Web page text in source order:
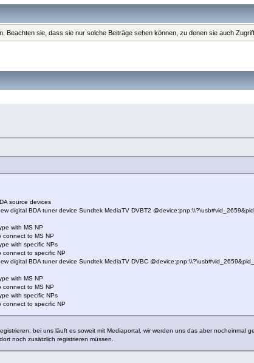
Beachten sie, dass sie nur solche Beiträge sehen können, zu denen sie auch
source devices
BDA tuner device Sundtek MediaTV DVBT2
with MS NP
to MS NP
with specific NPs
to specific NP
BDA tuner device Sundtek MediaTV DVBC
with MS NP
to MS NP
with specific NPs
to specific NP
bei uns läuft es soweit mit Mediaportal, wir werden uns das aber nocheinmal
noch zusätzlich registrieren müssen.